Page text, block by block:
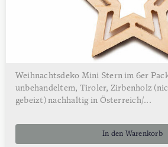
Weihnachtsdeko Mini Stern im 6er
unbehandeltem, Tiroler, Zirbenholz
gebeizt) nachhaltig in Österreich/...
In den Warenkorb